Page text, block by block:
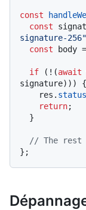
const
const
signature-256"
const body =
if (!(await
signature))) {
    res.
status
return;
// The rest